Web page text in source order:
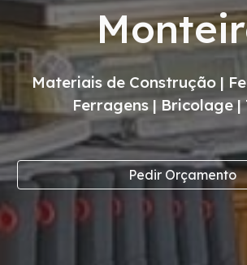
Materiais de Construção |
Ferragens | Bricolage |
Pedir Orçamento